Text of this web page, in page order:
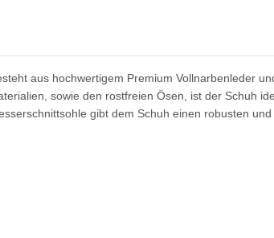
aus hochwertigem Premium Vollnarbenleder
sowie den rostfreien Ösen, ist der Schuh
gibt dem Schuh einen robusten